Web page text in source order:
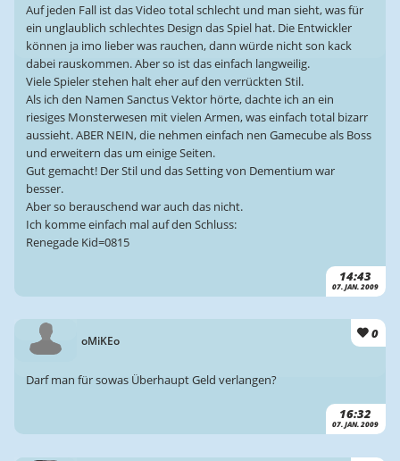
14:43
07. JAN. 2009
Auf jeden Fall ist das Video total schlecht und man sieht, was für
ein unglaublich schlechtes Design das Spiel hat. Die Entwickler
können ja imo lieber was rauchen, dann würde nicht son kack
dabei rauskommen. Aber so ist das einfach langweilig.
Viele Spieler stehen halt eher auf den verrückten Stil.
Als ich den Namen Sanctus Vektor hörte, dachte ich an ein
riesiges Monsterwesen mit vielen Armen, was einfach total bizarr
aussieht. ABER NEIN, die nehmen einfach nen Gamecube als Boss
und erweitern das um einige Seiten.
Gut gemacht! Der Stil und das Setting von Dementium war
besser.
Aber so berauschend war auch das nicht.
Ich komme einfach mal auf den Schluss:
Renegade Kid=0815
oMiKEo 0
16:32
07. JAN. 2009
Darf man für sowas Überhaupt Geld verlangen?